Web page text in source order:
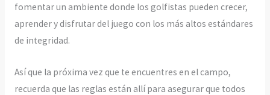
fomentar un ambiente donde los golfistas pueden crecer,
aprender y disfrutar del juego con los más altos estándares
de integridad.
Así que la próxima vez que te encuentres en el campo,
recuerda que las reglas están allí para asegurar que todos